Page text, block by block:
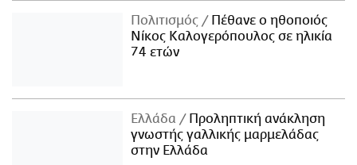
Πολιτισμός
Πέθανε ο ηθοποιός
Νίκος Καλογερόπουλος σε ηλικία
74 ετών
Ελλάδα
Προληπτική ανάκληση
γνωστής γαλλικής μαρμελάδας
στην Ελλάδα